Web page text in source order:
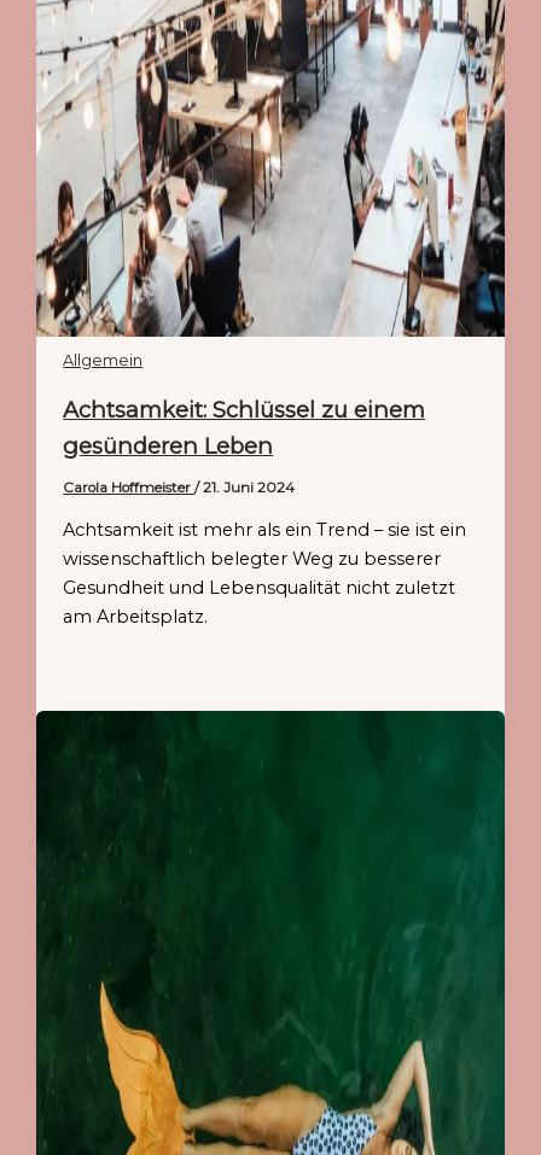
Allgemein
Achtsamkeit: Schlüssel zu einem
gesünderen Leben
Carola Hoffmeister/21. Juni 2024
Achtsamkeit ist mehr als ein Trend – sie ist ein
wissenschaftlich belegter Weg zu besserer
Gesundheit und Lebensqualität nicht zuletzt
am Arbeitsplatz.